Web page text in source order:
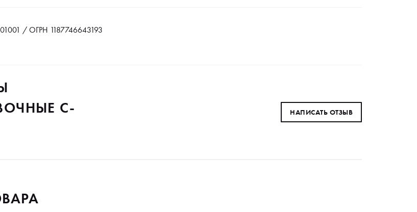
/ ОГРН 1187746643193
C-
НАПИСАТЬ ОТЗЫВ